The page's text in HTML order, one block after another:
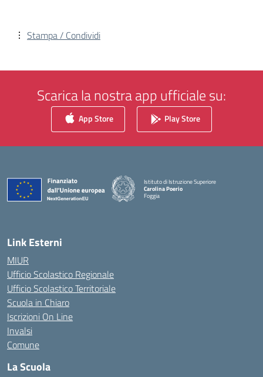
Stampa / Condividi
Scarica la nostra app ufficiale su:
App Store Play Store
Istituto di Istruzione Superiore
Carolina Poerio
Foggia
— Visita la pagina iniziale della scuola
Link Esterni
MIUR
Ufficio Scolastico Regionale
Ufficio Scolastico Territoriale
Scuola in Chiaro
Iscrizioni On Line
Invalsi
Comune
La Scuola